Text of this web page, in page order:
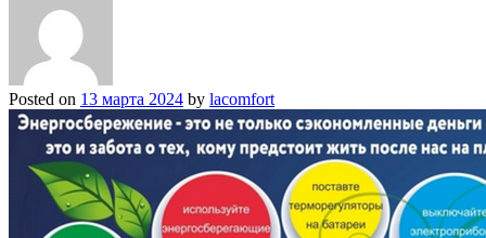
Posted on 13 марта 2024 by lacomfort